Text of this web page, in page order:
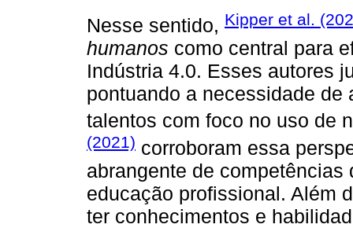
Nesse sentido, Kipper et al.
humanos como central para
Indústria 4.0. Esses autores
pontuando a necessidade
talentos com foco no uso de
(2021) corroboram essa
abrangente de
educação profissional. Além
ter conhecimentos e